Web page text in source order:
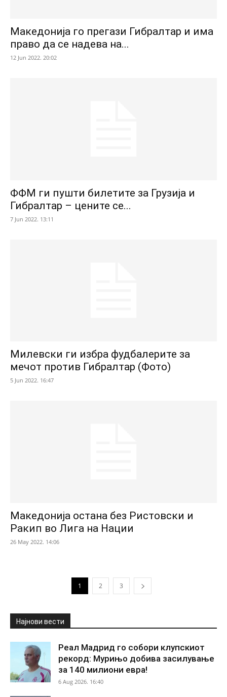
Македонија го прегази Гибралтар и има
право да се надева на...
12 Jun 2022. 20:02
ФФМ ги пушти билетите за Грузија и
Гибралтар – цените се...
7 Jun 2022. 13:11
Милевски ги избра фудбалерите за
мечот против Гибралтар (Фото)
5 Jun 2022. 16:47
Македонија остана без Ристовски и
Ракип во Лига на Нации
26 May 2022. 14:06
1 2 3
Најнови вести
Реал Мадрид го собори клупскиот
рекорд: Мурињо добива засилување
за 140 милиони евра!
6 Aug 2026. 16:40